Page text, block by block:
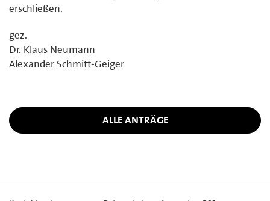
erschließen.
gez.
Dr. Klaus Neumann
Alexander Schmitt-Geiger
ALLE ANTRÄGE